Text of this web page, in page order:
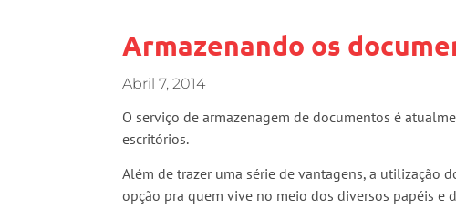
Armazenando os
Abril 7, 2014
O serviço de armazenagem de documentos é
escritórios.
Além de trazer uma série de vantagens, a utilização
opção pra quem vive no meio dos diversos papéis e